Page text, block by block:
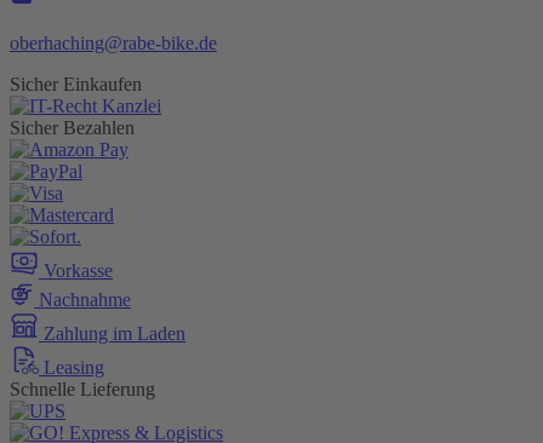
oberhaching@rabe-bike.de
Sicher Einkaufen
Sicher Bezahlen
Vorkasse
Nachnahme
Zahlung im Laden
Leasing
Schnelle Lieferung